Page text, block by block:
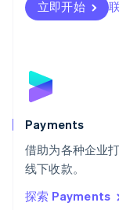
立即开始
Payments
借助为各种企业
线下收款。
探索 Payments
瑞士
DeutschFrançais
English
斯洛文尼亚
泰国
ไทยEnglish
希腊
English
西班牙